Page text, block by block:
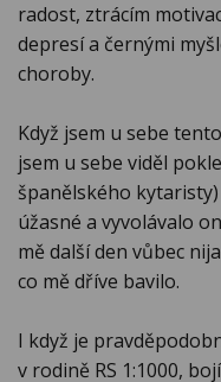
radost, ztrácím
depresí a černými
choroby.
Když jsem u sebe
jsem u sebe viděl
španělského
úžasné a vyvolávalo
mě další den vůbec
co mě dříve bavilo.
I když je
v rodině RS 1:1000,